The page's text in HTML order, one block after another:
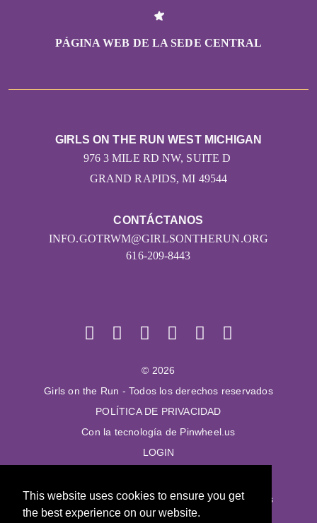
This website uses cookies to ensure you get
the best experience on our website.
PÁGINA WEB DE LA SEDE CENTRAL
CONTÁCTANOS
INFO.GOTRWM@GIRLSONTHERUN.ORG
616-209-8443
GIRLS ON THE RUN WEST MICHIGAN
976 3 MILE RD NW, SUITE D
GRAND RAPIDS, MI 49544
© 2026
Girls on the Run - Todos los derechos reservados
POLÍTICA DE PRIVACIDAD
Con la tecnología de Pinwheel.us
LOGIN
Girls on the Run - Todos los derechos reservados
POLÍTICA DE PRIVACIDAD